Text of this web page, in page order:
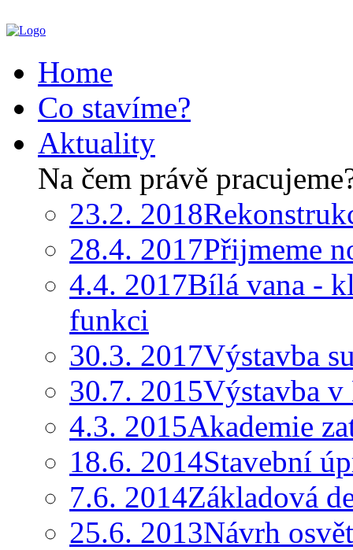
Home
Co stavíme?
Aktuality
Na čem právě
23.2. 2018
28.4. 2017Přijmeme
4.4. 2017Bílá vana -
funkci
30.3. 2017Výstavba
30.7. 2015Výstavba v
4.3. 2015Akademie
18.6. 2014Stavební
7.6. 2014Základová
25.6. 2013Návrh